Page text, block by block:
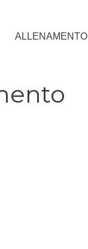
ALLENAMENTO